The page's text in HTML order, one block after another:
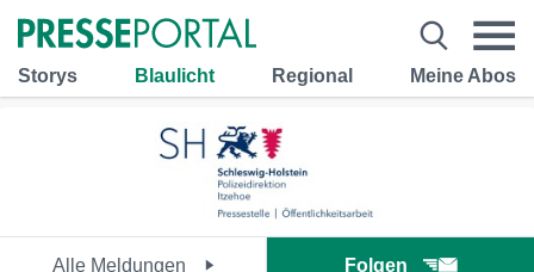
Storys Blaulicht Regional Meine Abos
Alle Meldungen Folgen